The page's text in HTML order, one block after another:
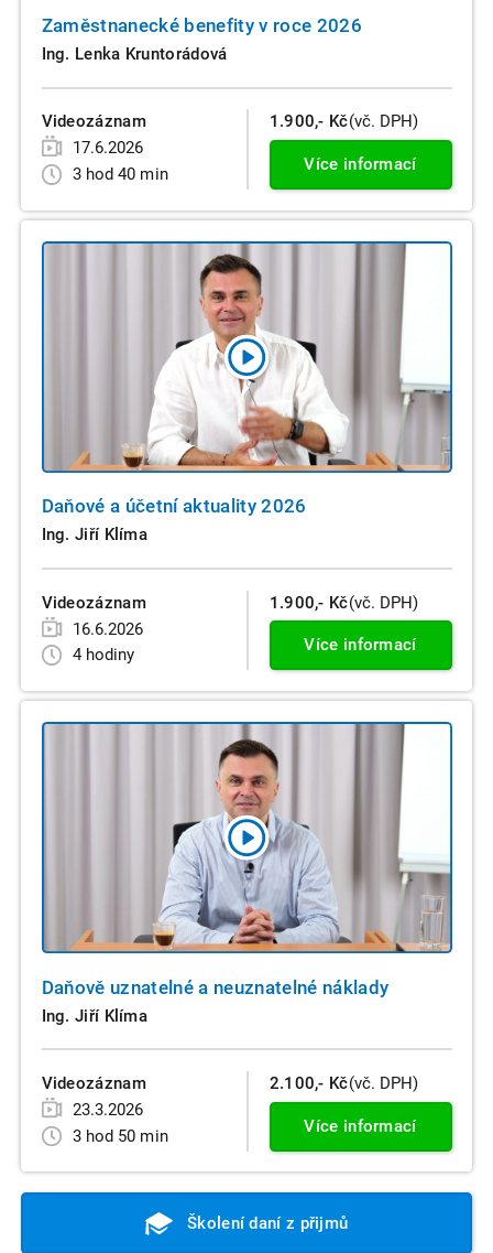
Zaměstnanecké benefity v roce 2026
Ing. Lenka Kruntorádová
Videozáznam
17.6.2026
3 hod 40 min
1.900,- Kč(vč. DPH)
Více informací
Daňové a účetní aktuality 2026
Ing. Jiří Klíma
Videozáznam
16.6.2026
4 hodiny
1.900,- Kč(vč. DPH)
Více informací
Daňově uznatelné a neuznatelné náklady
Ing. Jiří Klíma
Videozáznam
23.3.2026
3 hod 50 min
2.100,- Kč(vč. DPH)
Více informací
Školení daní z přijmů